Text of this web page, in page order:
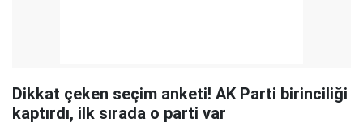
Dikkat çeken seçim anketi! AK Parti birinciliği
kaptırdı, ilk sırada o parti var